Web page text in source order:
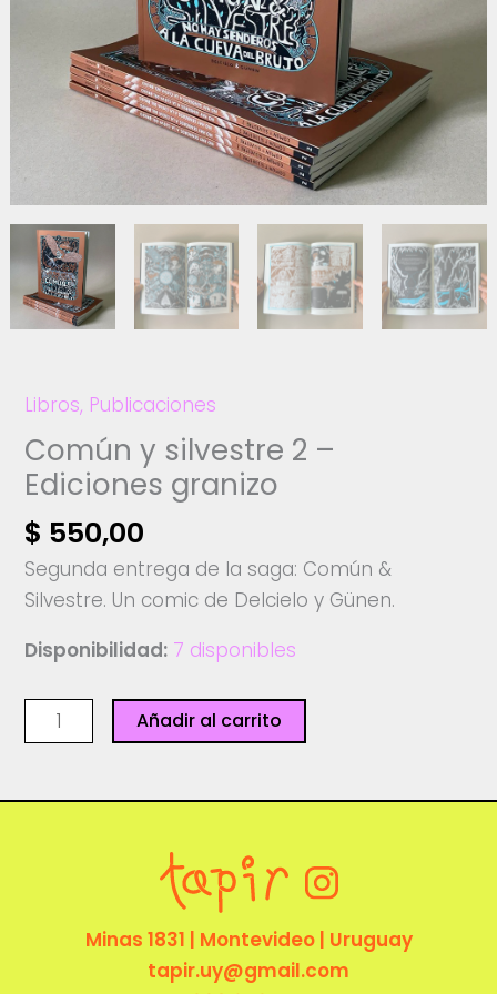
Libros, Publicaciones
Común y silvestre 2 –
Ediciones granizo
$ 550,00
Segunda entrega de la saga: Común &
Silvestre. Un comic de Delcielo y Günen.
Disponibilidad: 7 disponibles
Común
y
2
cantidad
Añadir al carrito
Minas 1831 | Montevideo | Uruguay
tapir.uy@gmail.com